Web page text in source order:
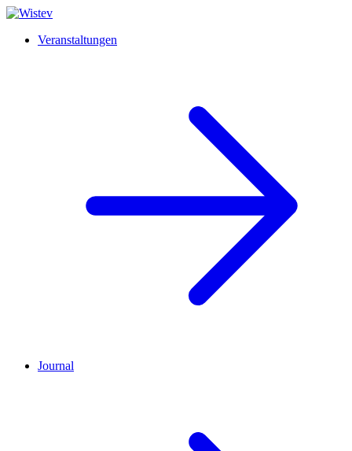
Veranstaltungen
Journal